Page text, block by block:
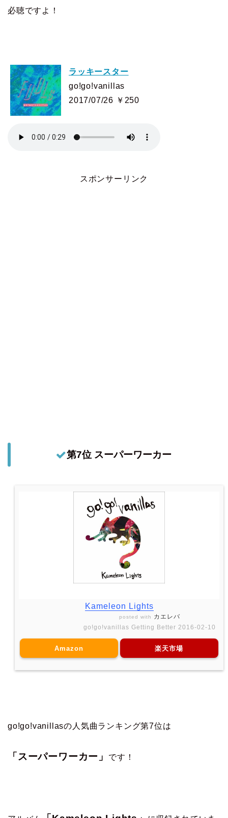
必聴ですよ！
ラッキースター
go!go!vanillas
2017/07/26 ￥250
スポンサーリンク
第7位 スーパーワーカー
Kameleon Lights
posted with カエレバ
go!go!vanillas Getting Better 2016-02-10
Amazon 楽天市場
go!go!vanillasの人気曲ランキング第7位は
「スーパーワーカー」 です！